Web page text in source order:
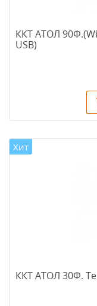
ККТ АТОЛ
USB)
Хит
ККТ АТОЛ 30Ф.